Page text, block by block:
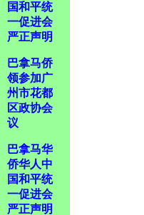
国和平统
一促进会
严正声明
巴拿马侨
领参加广
州市花都
区政协会
议
巴拿马华
侨华人中
国和平统
一促进会
严正声明